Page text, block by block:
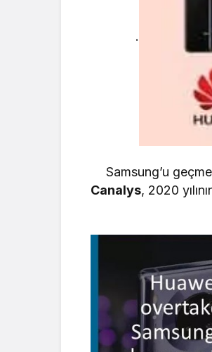
.
Samsung’u
Canalys, 2020